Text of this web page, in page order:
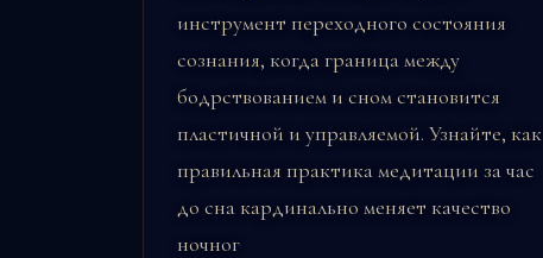
инструмент переходного состояния
сознания, когда граница между
бодрствованием и сном становится
пластичной и управляемой. Узнайте, как
правильная практика медитации за час
до сна кардинально меняет качество
ночног